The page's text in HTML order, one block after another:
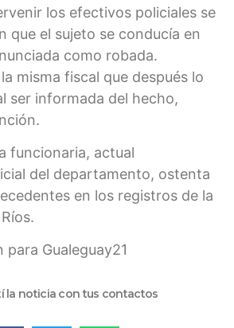
los efectivos policiales se
que el sujeto se conducía en
como robada.
misma fiscal que después lo
ser informada del hecho,
funcionaria, actual
del departamento, ostenta
en los registros de la
Gualeguay21
la noticia con tus contactos